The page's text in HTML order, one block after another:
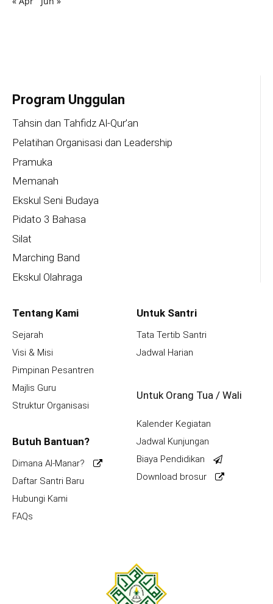
Program Unggulan
Tahsin dan Tahfidz Al-Qur’an
Pelatihan Organisasi dan Leadership
Pramuka
Memanah
Ekskul Seni Budaya
Pidato 3 Bahasa
Silat
Marching Band
Ekskul Olahraga
Tentang Kami
Sejarah
Visi & Misi
Pimpinan Pesantren
Majlis Guru
Struktur Organisasi
Butuh Bantuan?
Dimana Al-Manar?
Daftar Santri Baru
Hubungi Kami
FAQs
Untuk Santri
Tata Tertib Santri
Jadwal Harian
Untuk Orang Tua / Wali
Kalender Kegiatan
Jadwal Kunjungan
Biaya Pendidikan
Download brosur